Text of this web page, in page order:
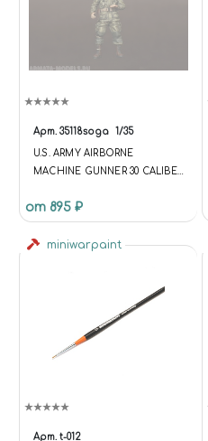
Арт. 35118soga 1/35
U.S. ARMY AIRBORNE
MACHINE GUNNER 30 CALIBER
от 895 ₽
miniwarpaint
Арт. t-012